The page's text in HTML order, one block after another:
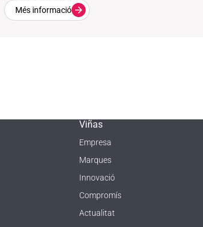
Més informació
Viñas
Empresa
Marques
Innovació
Compromís
Actualitat